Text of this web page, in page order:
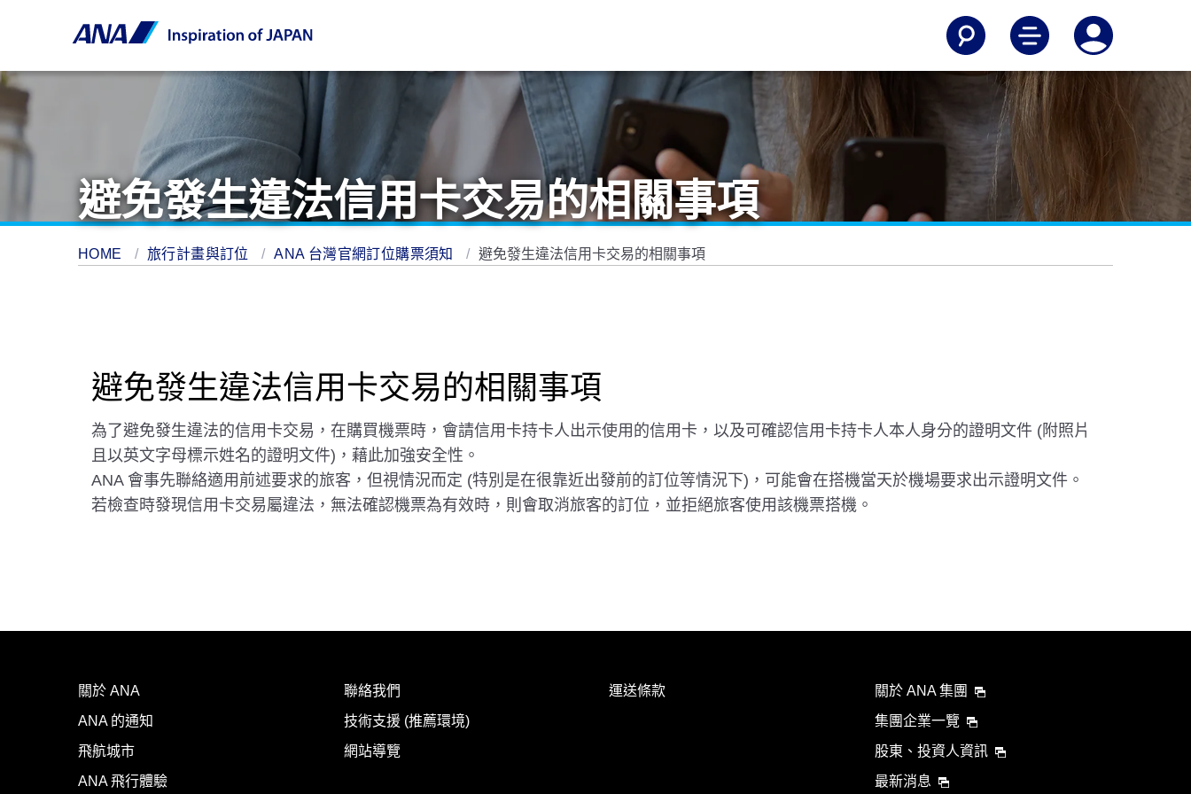
避免發生違法信用卡交易的相關事項
HOME 旅行計畫與訂位 ANA 台灣官網訂位購票須知 避免發生違法信用卡交易的相關事項
避免發生違法信用卡交易的相關事項
為了避免發生違法的信用卡交易，在購買機票時，會請信用卡持卡人出示使用的信用卡，以及可確認信用卡持卡人本人身分的證明文件 (附照片
且以英文字母標示姓名的證明文件)，藉此加強安全性。
ANA 會事先聯絡適用前述要求的旅客，但視情況而定 (特別是在很靠近出發前的訂位等情況下)，可能會在搭機當天於機場要求出示證明文件。
若檢查時發現信用卡交易屬違法，無法確認機票為有效時，則會取消旅客的訂位，並拒絕旅客使用該機票搭機。
關於 ANA
ANA 的通知
飛航城市
ANA 飛行體驗
聯絡我們
技術支援 (推薦環境)
網站導覽
運送條款
關於 ANA 集團
集團企業一覽
股東、投資人資訊
最新消息